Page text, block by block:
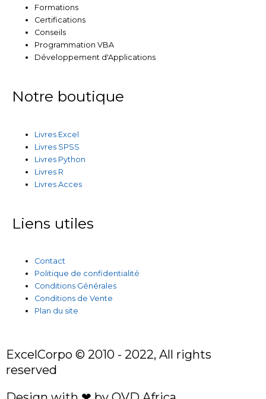
Formations
Certifications
Conseils
Programmation VBA
Développement d'Applications
Notre boutique
Livres Excel
Livres SPSS
Livres Python
Livres R
Livres Acces
Liens utiles
Contact
Politique de confidentialité
Conditions Générales
Conditions de Vente
Plan du site
ExcelCorpo © 2010 - 2022, All rights
reserved